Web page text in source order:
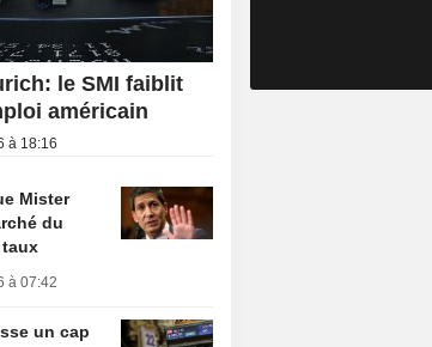
le SMI faiblit
américain
à 18:16
Mister
du
à 07:42
un cap